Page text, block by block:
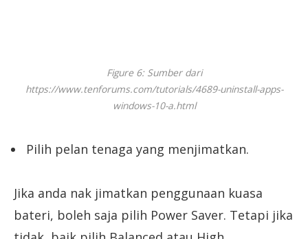
Figure 6: Sumber dari
https://www.tenforums.com/tutorials/4689-uninstall-apps-
windows-10-a.html
Pilih pelan tenaga yang menjimatkan.
Jika anda nak jimatkan penggunaan kuasa
bateri, boleh saja pilih Power Saver. Tetapi jika